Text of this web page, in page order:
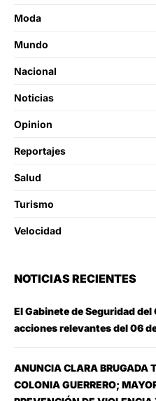
Moda
Mundo
Nacional
Noticias
Opinion
Reportajes
Salud
Turismo
Velocidad
NOTICIAS RECIENTES
El Gabinete de Seguridad
acciones relevantes del 06
ANUNCIA CLARA BRUGADA
COLONIA GUERRERO;